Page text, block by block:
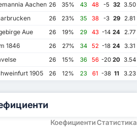
Aachen 26 35% 43 48 -5 32 3.50
26 23% 35 38 -3 29
2.81
Aue 26 19% 29 43 -14 24 2.77
1846 26 27% 34 52 -18 24 3.31
26 15% 36 56 -20 20 3.54
1905 26 12% 23 61 -38 11 3.23
КоефициентиСтатистика